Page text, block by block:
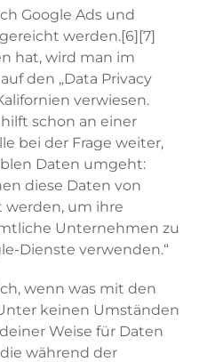
Google Ads und
werden.[6][7]
hat, wird man im
den „Data Privacy
verwiesen.
schon an einer
bei der Frage weiter,
Daten umgeht:
diese Daten von
werden, um ihre
Unternehmen zu
Dienste verwenden.“
wenn was mit den
keinen Umständen
Weise für Daten
während der